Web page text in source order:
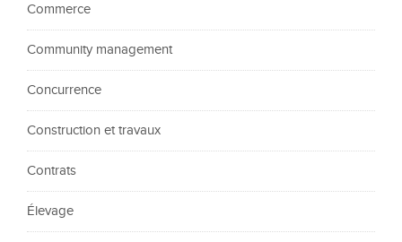
Commerce
Community management
Concurrence
Construction et travaux
Contrats
Élevage